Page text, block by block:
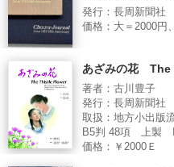
発行：長周新聞社
価格：大＝2000円
あざみの花
著者：古川豊子
発行：長周新聞社
取扱：地方小出版
B5判 48項 上製
価格：￥2000Ｅ